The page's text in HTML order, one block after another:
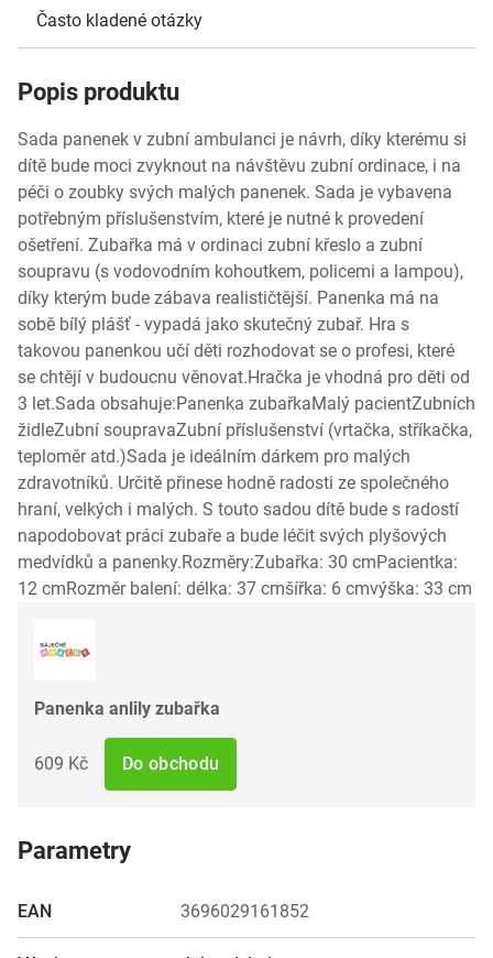
Často kladené otázky
Popis produktu
Sada panenek v zubní ambulanci je návrh, díky kterému si
dítě bude moci zvyknout na návštěvu zubní ordinace, i na
péči o zoubky svých malých panenek. Sada je vybavena
potřebným příslušenstvím, které je nutné k provedení
ošetření. Zubařka má v ordinaci zubní křeslo a zubní
soupravu (s vodovodním kohoutkem, policemi a lampou),
díky kterým bude zábava realističtější. Panenka má na
sobě bílý plášť - vypadá jako skutečný zubař. Hra s
takovou panenkou učí děti rozhodovat se o profesi, které
se chtějí v budoucnu věnovat.Hračka je vhodná pro děti od
3 let.Sada obsahuje:Panenka zubařkaMalý pacientZubních
židleZubní soupravaZubní příslušenství (vrtačka, stříkačka,
teploměr atd.)Sada je ideálním dárkem pro malých
zdravotníků. Určitě přinese hodně radosti ze společného
hraní, velkých i malých. S touto sadou dítě bude s radostí
napodobovat práci zubaře a bude léčit svých plyšových
medvídků a panenky.Rozměry:Zubařka: 30 cmPacientka:
12 cmRozměr balení: délka: 37 cmšířka: 6 cmvýška: 33 cm
Panenka anlily zubařka
609 Kč Do obchodu
Parametry
EAN 3696029161852